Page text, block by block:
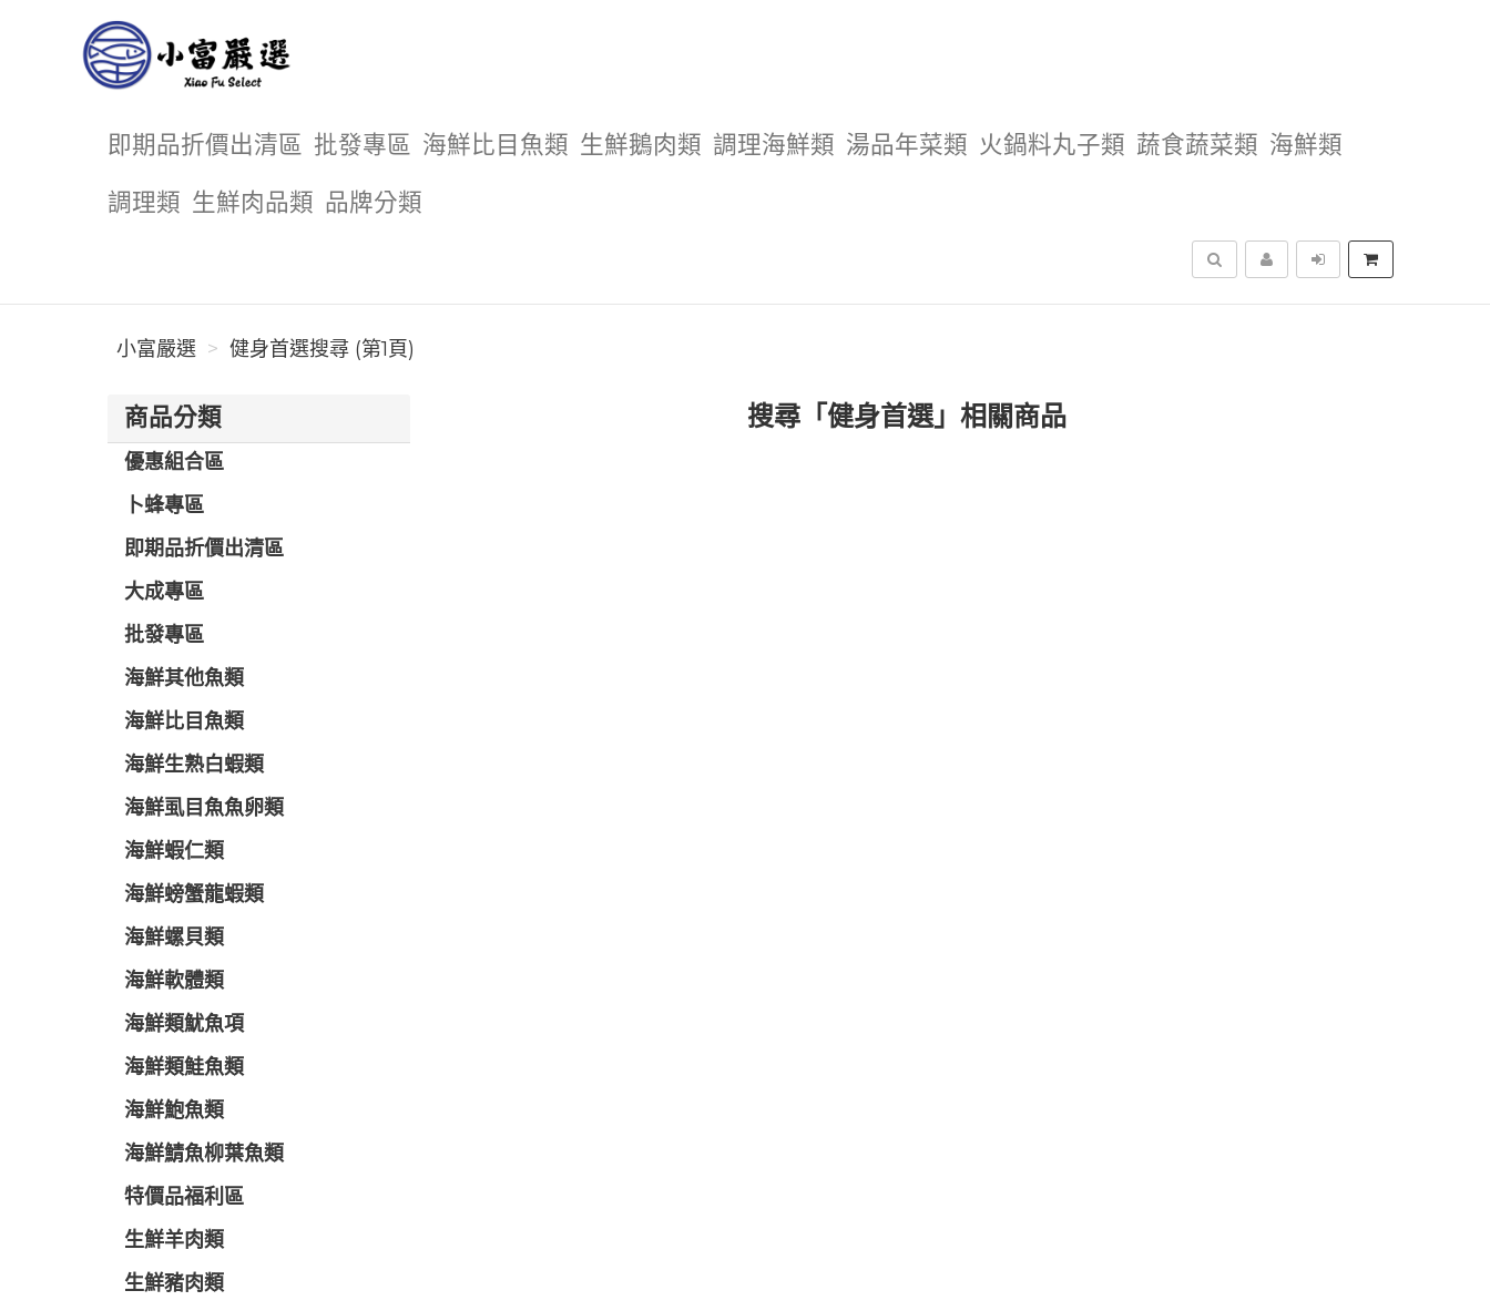
即期品折價出清區 批發專區 海鮮比目魚類 生鮮鵝肉類 調理海鮮類 湯品年菜類 火鍋料丸子類 蔬食蔬菜類 海鮮類
調理類 生鮮肉品類 品牌分類
搜尋
小富嚴選 健身首選搜尋 (第1頁)
商品分類
優惠組合區
卜蜂專區
即期品折價出清區
大成專區
批發專區
海鮮其他魚類
海鮮比目魚類
海鮮生熟白蝦類
海鮮虱目魚魚卵類
海鮮蝦仁類
海鮮螃蟹龍蝦類
海鮮螺貝類
海鮮軟體類
海鮮類魷魚項
海鮮類鮭魚類
海鮮鮑魚類
海鮮鯖魚柳葉魚類
特價品福利區
生鮮羊肉類
生鮮豬肉類
搜尋「健身首選」相關商品